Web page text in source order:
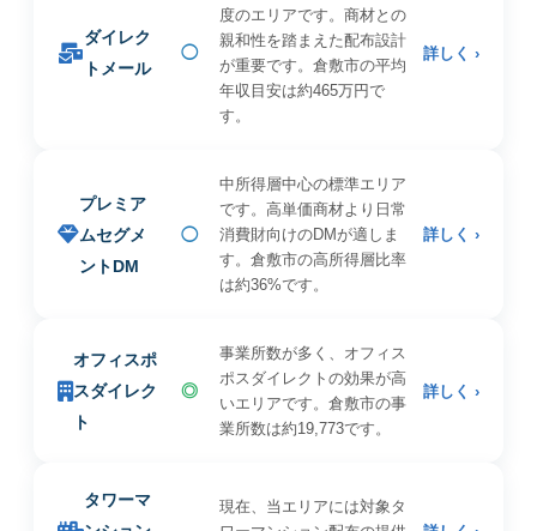
ダイレク
トメール
◯
度のエリアです。商材との
親和性を踏まえた配布設計
が重要です。倉敷市の平均
年収目安は約465万円で
す。
詳しく ›
プレミア
ムセグメ
ントDM
◯
中所得層中心の標準エリア
です。高単価商材より日常
消費財向けのDMが適しま
す。倉敷市の高所得層比率
は約36%です。
詳しく ›
オフィスポ
スダイレク
ト
◎
事業所数が多く、オフィス
ポスダイレクトの効果が高
いエリアです。倉敷市の事
業所数は約19,773です。
詳しく ›
タワーマ
現在、当エリアには対象タ